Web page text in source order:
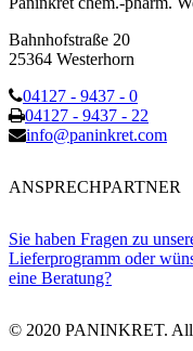
Bahnhofstraße 20
25364 Westerhorn
04127 - 9437 - 0
04127 - 9437 - 22
info@paninkret.com
ANSPRECHPARTNER
Sie haben Fragen zu
Lieferprogramm oder
eine Beratung?
© 2020 PANINKRET. All